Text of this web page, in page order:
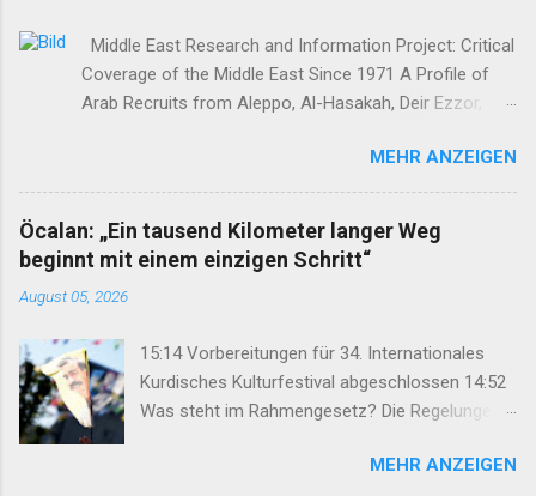
Middle East Research and Information Project: Critical
Coverage of the Middle East Since 1971 A Profile of
Arab Recruits from Aleppo, Al-Hasakah, Deir Ezzor,
Austin Holmes In: 295 (Summer 2020) I n 2012, as the
so-called Arab Spring protests in Damascus and
elsewhere in Syria descended into a brutal civil war,
President Bashar al-Asad withdrew his forces from
northern Syria to turn their guns on rebels in the south.
Into the vacuum stepped the Democratic Union Party
wing, the People’s Protection Units (Yekîneyên
Parastina Gel, or YPG)—which set up a rudimentary
Autonomous Administration in three cantons: Afrin,
Kobane and Jazira. Surrounded by enemies, the three
cantons that declared self-rule were not even
MEHR ANZEIGEN
Öcalan: „Ein tausend Kilometer langer Weg
beginnt mit einem einzigen Schritt“
August 05, 2026
15:14 Vorbereitungen für 34. Internationales
Kurdisches Kulturfestival abgeschlossen 14:52
Was steht im Rahmengesetz? Die Regelungen
Keimzelle des Demokratisierungsprozesses
MEHR ANZEIGEN